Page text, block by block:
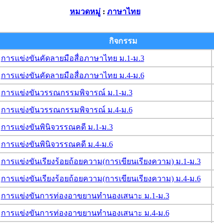
หมวดหมู่ : ภาษาไทย
กิจกรรม
การแข่งขันคัดลายมือสื่อภาษาไทย ม.1-ม.3
การแข่งขันคัดลายมือสื่อภาษาไทย ม.4-ม.6
การแข่งขันวรรณกรรมพิจารณ์ ม.1-ม.3
การแข่งขันวรรณกรรมพิจารณ์ ม.4-ม.6
การแข่งขันพินิจวรรณคดี ม.1-ม.3
การแข่งขันพินิจวรรณคดี ม.4-ม.6
การแข่งขันเรียงร้อยถ้อยความ(การเขียนเรียงความ) ม.1-ม.3
การแข่งขันเรียงร้อยถ้อยความ(การเขียนเรียงความ) ม.4-ม.6
การแข่งขันการท่องอาขยานทำนองเสนาะ ม.1-ม.3
การแข่งขันการท่องอาขยานทำนองเสนาะ ม.4-ม.6